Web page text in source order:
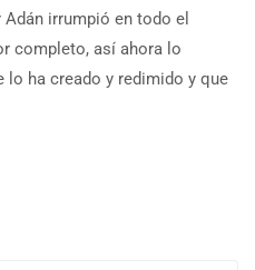
irrumpió en todo el
completo, así ahora lo
ha creado y redimido y que